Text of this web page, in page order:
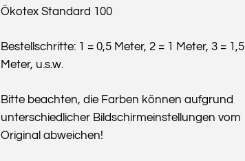
Ökotex Standard 100
Bestellschritte: 1 = 0,5 Meter, 2 = 1 Meter, 3 = 1,5
Meter, u.s.w.
Bitte beachten, die Farben können aufgrund
unterschiedlicher Bildschirmeinstellungen vom
Original abweichen!